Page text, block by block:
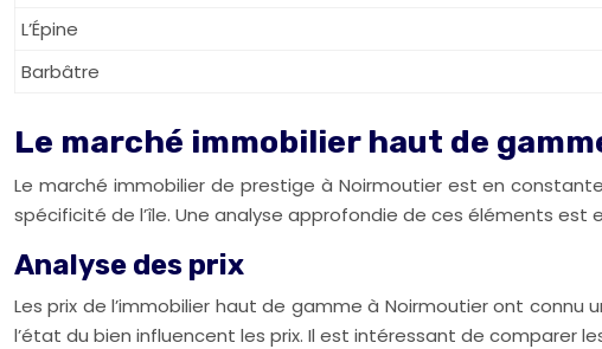
L’Épine
Barbâtre
Le marché immobilier haut de
Le marché immobilier de prestige à Noirmoutier est en
spécificité de l’île. Une analyse approfondie de ces éléments
Analyse des prix
Les prix de l’immobilier haut de gamme à Noirmoutier ont
l’état du bien influencent les prix. Il est intéressant de comparer